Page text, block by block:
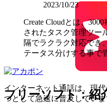
インターネット通話は、現
つとして急速に普及してい
2023/10/23
Create Cloudとは、
されたタスク管理ツー
隔でラクラク対応でき
テータス分けする事で
フリーソフト：紹